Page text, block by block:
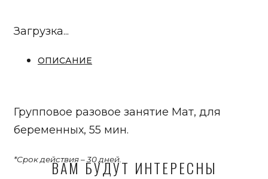
занятие
для
мин.
Загрузка...
ОПИСАНИЕ
Групповое разовое занятие Мат, для
беременных, 55 мин.
*Срок действия – 30 дней.
ВАМ БУДУТ ИНТЕРЕСНЫ